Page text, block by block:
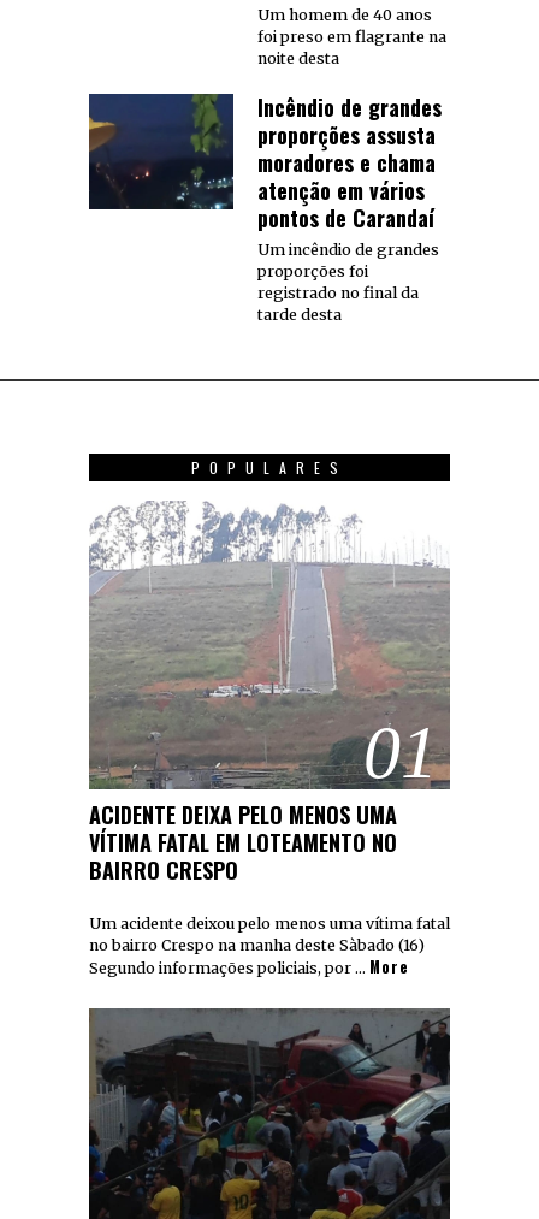
Um homem de 40 anos
foi preso em flagrante na
noite desta
Incêndio de grandes
proporções assusta
moradores e chama
atenção em vários
pontos de Carandaí
Um incêndio de grandes
proporções foi
registrado no final da
tarde desta
POPULARES
01
ACIDENTE DEIXA PELO MENOS UMA
VÍTIMA FATAL EM LOTEAMENTO NO
BAIRRO CRESPO
Um acidente deixou pelo menos uma vítima fatal
no bairro Crespo na manha deste Sàbado (16)
Segundo informações policiais, por … More